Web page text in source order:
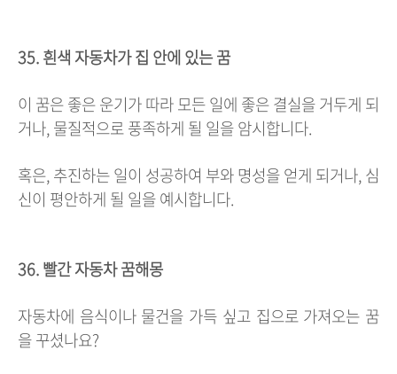
35. 흰색 자동차가 집 안에 있는 꿈
이 꿈은 좋은 운기가 따라 모든 일에 좋은 결실을 거두게 되
거나, 물질적으로 풍족하게 될 일을 암시합니다.
혹은, 추진하는 일이 성공하여 부와 명성을 얻게 되거나, 심
신이 평안하게 될 일을 예시합니다.
36. 빨간 자동차 꿈해몽
자동차에 음식이나 물건을 가득 싶고 집으로 가져오는 꿈
을 꾸셨나요?